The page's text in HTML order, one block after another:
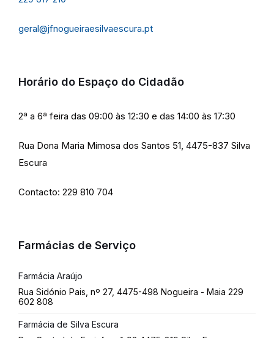
geral@jfnogueiraesilvaescura.pt
Horário do Espaço do Cidadão
2ª a 6ª feira das 09:00 às 12:30 e das 14:00 às 17:30
Rua Dona Maria Mimosa dos Santos 51, 4475-837 Silva
Escura
Contacto: 229 810 704
Farmácias de Serviço
Farmácia Araújo
Rua Sidónio Pais, nº 27, 4475-498 Nogueira - Maia 229
602 808
Farmácia de Silva Escura